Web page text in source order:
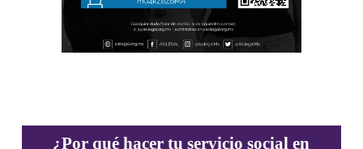
¿Por qué hacer tu servicio social en